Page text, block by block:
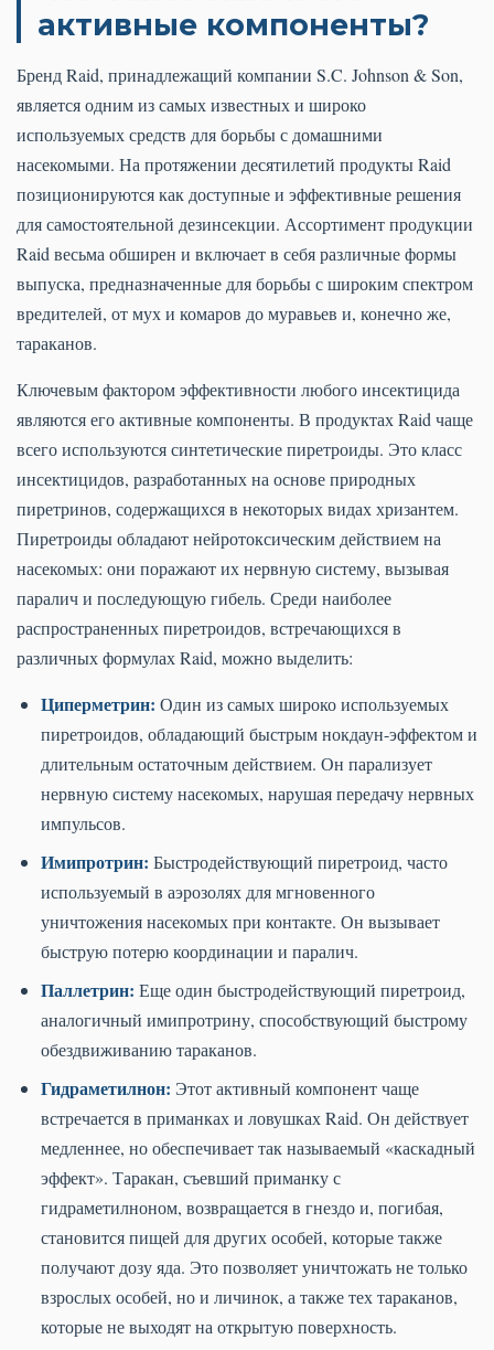
активные компоненты?
Бренд Raid, принадлежащий компании S.C. Johnson & Son,
является одним из самых известных и широко
используемых средств для борьбы с домашними
насекомыми. На протяжении десятилетий продукты Raid
позиционируются как доступные и эффективные решения
для самостоятельной дезинсекции. Ассортимент продукции
Raid весьма обширен и включает в себя различные формы
выпуска, предназначенные для борьбы с широким спектром
вредителей, от мух и комаров до муравьев и, конечно же,
тараканов.
Ключевым фактором эффективности любого инсектицида
являются его активные компоненты. В продуктах Raid чаще
всего используются синтетические пиретроиды. Это класс
инсектицидов, разработанных на основе природных
пиретринов, содержащихся в некоторых видах хризантем.
Пиретроиды обладают нейротоксическим действием на
насекомых: они поражают их нервную систему, вызывая
паралич и последующую гибель. Среди наиболее
распространенных пиретроидов, встречающихся в
различных формулах Raid, можно выделить:
Циперметрин: Один из самых широко используемых
пиретроидов, обладающий быстрым нокдаун-эффектом и
длительным остаточным действием. Он парализует
нервную систему насекомых, нарушая передачу нервных
импульсов.
Имипротрин: Быстродействующий пиретроид, часто
используемый в аэрозолях для мгновенного
уничтожения насекомых при контакте. Он вызывает
быструю потерю координации и паралич.
Паллетрин: Еще один быстродействующий пиретроид,
аналогичный имипротрину, способствующий быстрому
обездвиживанию тараканов.
Гидраметилнон: Этот активный компонент чаще
встречается в приманках и ловушках Raid. Он действует
медленнее, но обеспечивает так называемый «каскадный
эффект». Таракан, съевший приманку с
гидраметилноном, возвращается в гнездо и, погибая,
становится пищей для других особей, которые также
получают дозу яда. Это позволяет уничтожать не только
взрослых особей, но и личинок, а также тех тараканов,
которые не выходят на открытую поверхность.